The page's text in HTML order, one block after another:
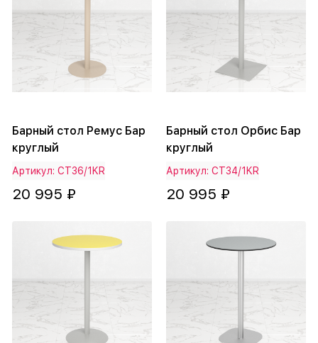
Барный стол Ремус Бар
круглый
Артикул: СТ36/1KR
20 995 ₽
Барный стол Орбис Бар
круглый
Артикул: СТ34/1KR
20 995 ₽